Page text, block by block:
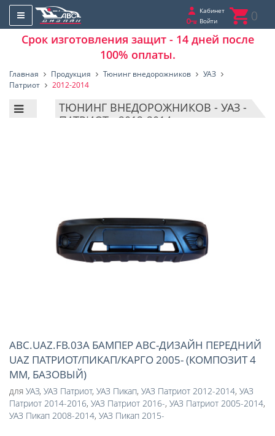
Кабинет
Войти
0
Срок изготовления защит - 14 дней после
100% оплаты.
Главная Продукция Тюнинг внедорожников
УАЗ
Патриот
2012-2014
ТЮНИНГ ВНЕДОРОЖНИКОВ - УАЗ -
ПАТРИОТ - 2012-2014
ABC.UAZ.FB.03A БАМПЕР АВС-ДИЗАЙН ПЕРЕДНИЙ
UAZ ПАТРИОТ/ПИКАП/КАРГО 2005- (КОМПОЗИТ 4
ММ, БАЗОВЫЙ)
для УАЗ, УАЗ Патриот, УАЗ Пикап, УАЗ Патриот 2012-2014, УАЗ
Патриот 2014-2016, УАЗ Патриот 2016-, УАЗ Патриот 2005-2014,
УАЗ Пикап 2008-2014, УАЗ Пикап 2015-